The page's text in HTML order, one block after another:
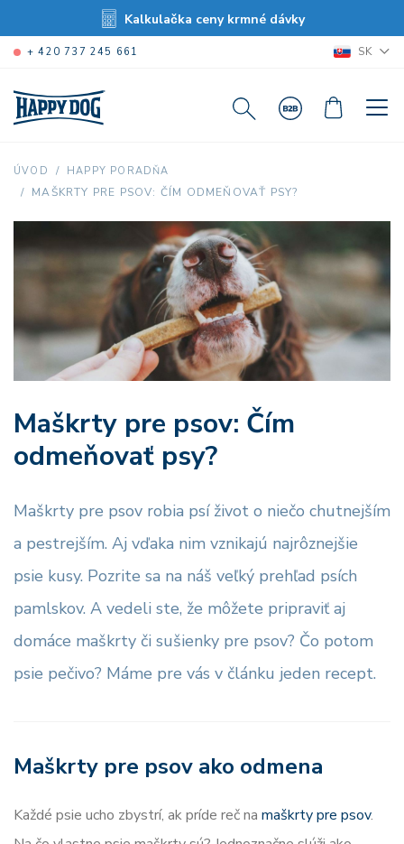
Kalkulačka ceny krmné dávky
+ 420 737 245 661 SK
ÚVOD HAPPY PORADŇA
MAŠKRTY PRE PSOV: ČÍM ODMEŇOVAŤ PSY?
Maškrty pre psov: Čím
odmeňovať psy?
Maškrty pre psov robia psí život o niečo chutnejším
a pestrejším. Aj vďaka nim vznikajú najrôznejšie
psie kusy. Pozrite sa na náš veľký prehľad psích
pamlskov. A vedeli ste, že môžete pripraviť aj
domáce maškrty či sušienky pre psov? Čo potom
psie pečivo? Máme pre vás v článku jeden recept.
Maškrty pre psov ako odmena
Každé psie ucho zbystrí, ak príde reč na maškrty pre psov.